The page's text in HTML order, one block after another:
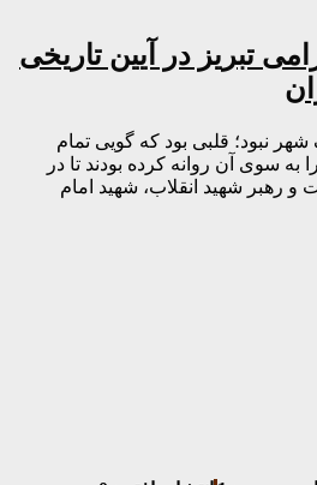
تبریز در آیین تاریخی
شهر نبود؛ قلبی بود که گویی تمام
سوی آن روانه کرده بودند تا در
و رهبر شهید انقلاب، شهید امام